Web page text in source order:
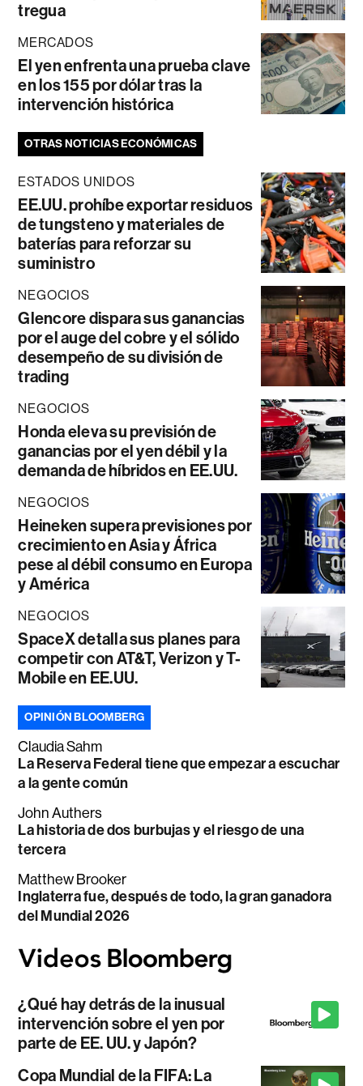
tregua
MERCADOS
El yen enfrenta una prueba clave
en los 155 por dólar tras la
intervención histórica
OTRAS NOTICIAS ECONÓMICAS
ESTADOS UNIDOS
EE.UU. prohíbe exportar residuos
de tungsteno y materiales de
baterías para reforzar su
suministro
NEGOCIOS
Glencore dispara sus ganancias
por el auge del cobre y el sólido
desempeño de su división de
trading
NEGOCIOS
Honda eleva su previsión de
ganancias por el yen débil y la
demanda de híbridos en EE.UU.
NEGOCIOS
Heineken supera previsiones por
crecimiento en Asia y África
pese al débil consumo en Europa
y América
NEGOCIOS
SpaceX detalla sus planes para
competir con AT&T, Verizon y T-
Mobile en EE.UU.
OPINIÓN BLOOMBERG
Claudia Sahm
La Reserva Federal tiene que empezar a escuchar
a la gente común
John Authers
La historia de dos burbujas y el riesgo de una
tercera
Matthew Brooker
Inglaterra fue, después de todo, la gran ganadora
del Mundial 2026
¿Qué hay detrás de la inusual
intervención sobre el yen por
parte de EE. UU. y Japón?
Copa Mundial de la FIFA: La